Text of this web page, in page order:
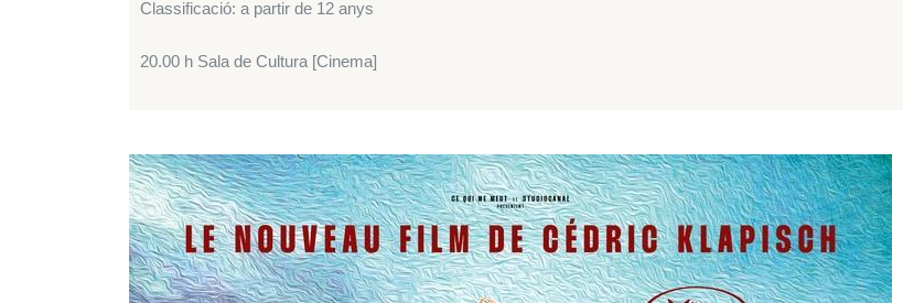
Classificació: a partir de 12 anys
20.00 h Sala de Cultura [Cinema]